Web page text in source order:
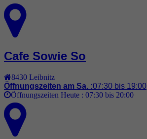
Cafe Sowie So
8430 Leibnitz
Öffnungszeiten am Sa. :07:30 bis 19:00
Öffnungszeiten Heute : 07:30 bis 20:00